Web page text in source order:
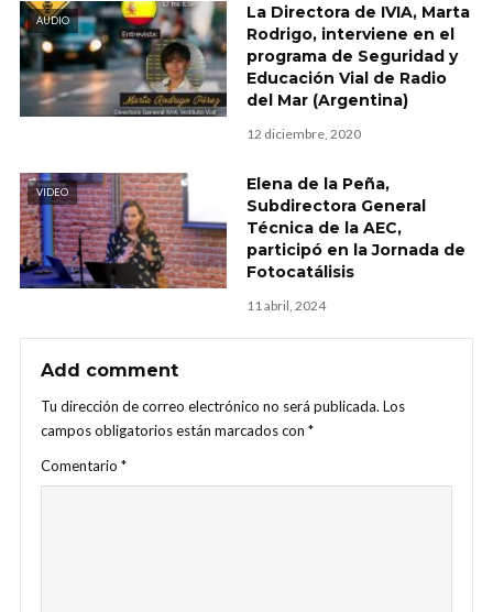
AUDIO
La Directora de IVIA, Marta
Rodrigo, interviene en el
programa de Seguridad y
Educación Vial de Radio
del Mar (Argentina)
12 diciembre, 2020
VIDEO
Elena de la Peña,
Subdirectora General
Técnica de la AEC,
participó en la Jornada de
Fotocatálisis
11 abril, 2024
Add comment
Tu dirección de correo electrónico no será publicada. Los
campos obligatorios están marcados con *
Comentario *